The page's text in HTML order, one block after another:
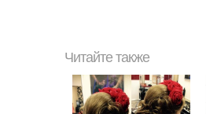
Читайте также